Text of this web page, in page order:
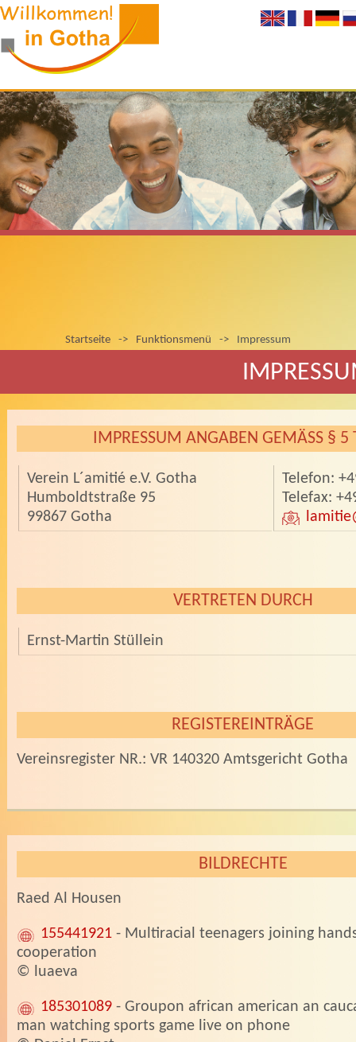
Startseite -> Funktionsmenü -> Impressum
IMPRESSUM ANGABEN GEMÄSS § 5
Verein L´amitié e.V. Gotha
Humboldtstraße 95
99867 Gotha
Telefon:
Telefax:
lamitie
VERTRETEN DURCH
Ernst-Martin Stüllein
REGISTEREINTRÄGE
Vereinsregister NR.: VR 140320 Amtsgericht Gotha
BILDRECHTE
Raed Al Housen
155441921- Multiracial teenagers joining
cooperation
© luaeva
185301089- Groupon african american an
man watching sports game live on phone